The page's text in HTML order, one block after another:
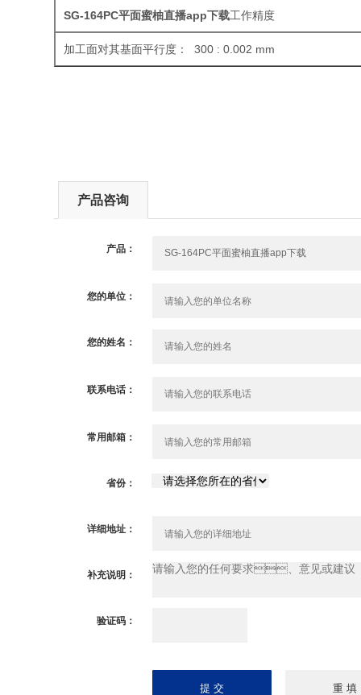
SG-164PC平面蜜柚直播app下载工作精度
加工面对其基面平行度： 300 : 0.002 mm
产品咨询
产品：
您的单位：
您的姓名：
联系电话：
常用邮箱：
省份：
详细地址：
补充说明：
验证码：
请输入计算结果